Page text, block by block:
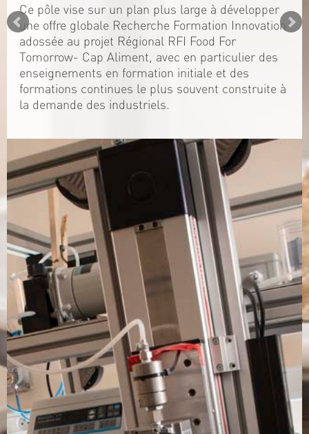
Ce pôle vise sur un plan plus large à développer
une offre globale Recherche Formation Innovation
adossée au projet Régional RFI Food For
Tomorrow- Cap Aliment, avec en particulier des
enseignements en formation initiale et des
formations continues le plus souvent construite à
la demande des industriels.